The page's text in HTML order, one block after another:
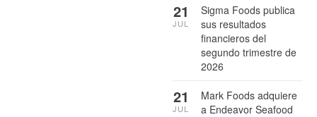
Sigma Foods publica
sus resultados
financieros del
segundo trimestre de
2026
21
JUL
Mark Foods adquiere
a Endeavor Seafood
21
JUL